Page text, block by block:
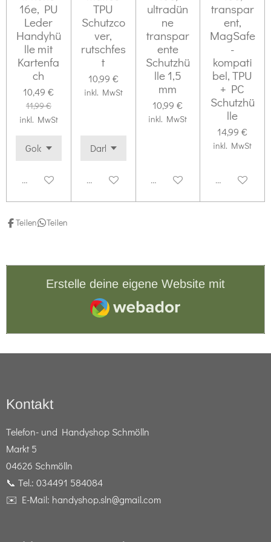
16e, PU
Leder
Handyhü
lle mit
Kartenfa
ch
10,49 €
11,99 €
inkl. MwSt
Deaktiviert
TPU
Schutzco
ver,
rutschfes
t
10,99 €
inkl. MwSt
Deaktiviert
ultradün
ne
transpar
ente
Schutzhü
lle 1,5
mm
10,99 €
inkl. MwSt
Deaktiviert
transpar
ent,
MagSafe
-
kompati
bel, TPU
+ PC
Schutzhü
lle
14,99 €
inkl. MwSt
Deaktiviert
Teilen Teilen
Erstelle deine eigene Website mit
Webador
Kontakt
Telefon- und Handyshop Schmölln
Markt 5
04626 Schmölln
📞 Tel.: 034491 584084
✉️ E-Mail: handyshop.sln@gmail.com